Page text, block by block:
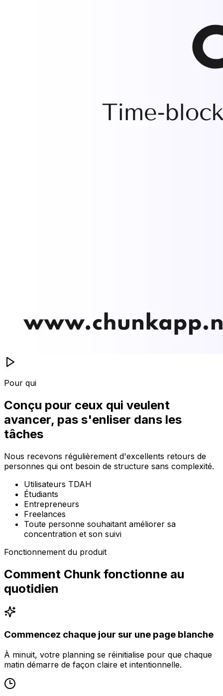
Pour qui
Conçu pour ceux qui veulent
avancer, pas s'enliser dans les
tâches
Nous recevons régulièrement d'excellents retours de
personnes qui ont besoin de structure sans complexité.
Utilisateurs TDAH
Étudiants
Entrepreneurs
Freelances
Toute personne souhaitant améliorer sa
concentration et son suivi
Fonctionnement du produit
Comment Chunk fonctionne au
quotidien
Commencez chaque jour sur une page blanche
À minuit, votre planning se réinitialise pour que chaque
matin démarre de façon claire et intentionnelle.